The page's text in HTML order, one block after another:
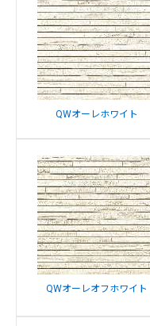
QWオーレホワイト
QWオーレオフホワイト